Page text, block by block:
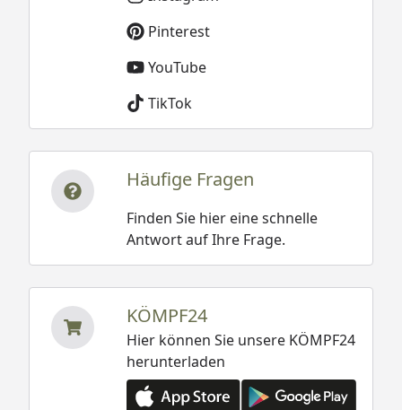
Pinterest
YouTube
TikTok
Häufige Fragen
Finden Sie hier eine schnelle
Antwort auf Ihre Frage.
KÖMPF24
Hier können Sie unsere KÖMPF24
herunterladen